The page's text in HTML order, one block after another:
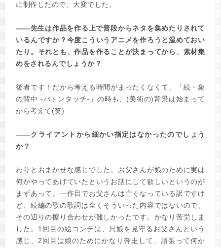
に制作したので、大変でした。
――先生は作品を作る上で普段からネタを集めたりされて
いるんですか？今度こういうアニメを作ろうと温めておい
たり。それとも、作品を作ることが決まってから、素材集
めをされるんでしょうか？
後者です！だから考える時間がまったくなくて、「続・象
の背中 -バトンタッチ-」の時も、(美術の)背景は始まって
から考えて(笑)
――クライアントから細かい指定はなかったのでしょう
か？
わりとおまかせな感じでした。お父さんが娘のために実は
何かやってあげていたというお話にして欲しいというのが
まずあって。一作目でお父さんは亡くなっている訳ですけ
ど、続編の歌の歌詞は全くそういった内容ではないので、
その辺りの擦り合わせが難しかったです。かなり苦労しま
した。1回目の絵コンテは、只娘を見守るお父さんという
感じ、2回目は娘のためにかなり奔走して、頑張って何か